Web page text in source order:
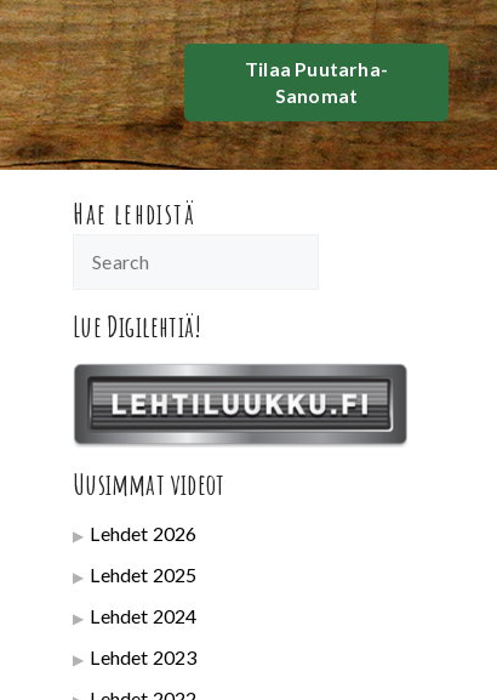
Tilaa Puutarha-
Sanomat
Hae lehdistä
Lue Digilehtiä!
Uusimmat videot
Lehdet 2026
Lehdet 2025
Lehdet 2024
Lehdet 2023